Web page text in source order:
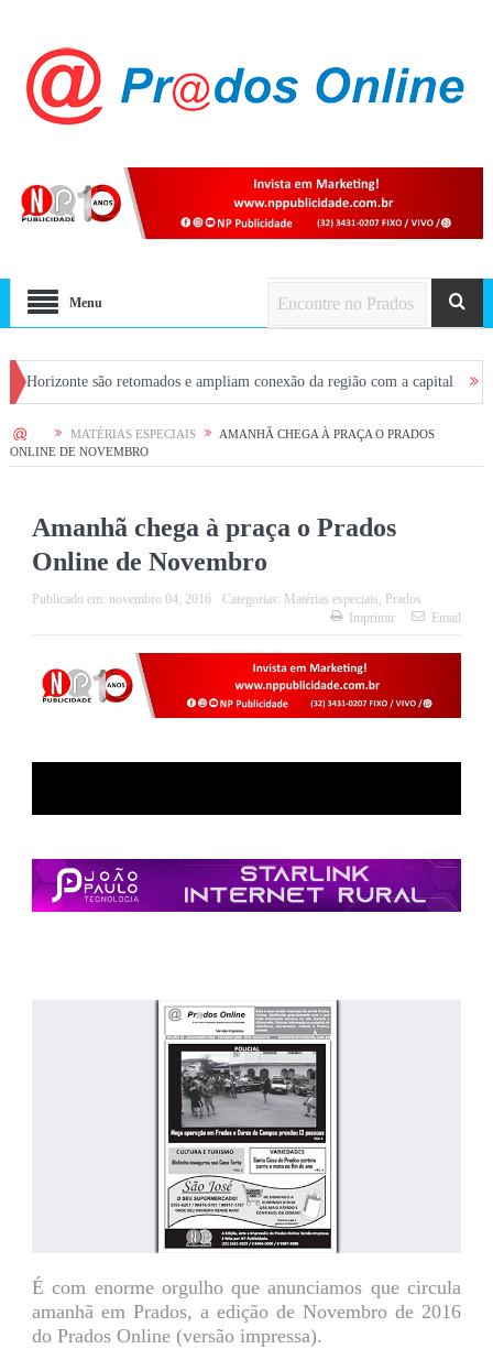
Menu
são retomados e ampliam conexão da região com a capital
HOME MATÉRIAS ESPECIAIS
AMANHÃ CHEGA À PRAÇA O PRADOS
ONLINE DE NOVEMBRO
Amanhã chega à praça o Prados
Online de Novembro
Publicado em: novembro 04, 2016 Categorias: Matérias especiais, Prados
Imprimir
Email
É com enorme orgulho que anunciamos que circula
amanhã em Prados, a edição de Novembro de 2016
do Prados Online (versão impressa).